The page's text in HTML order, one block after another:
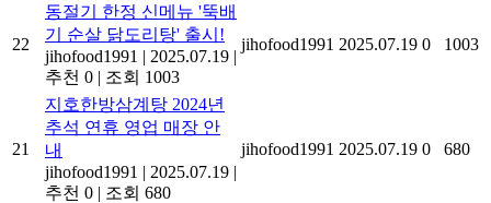
22
동절기 한정 신메뉴 '뚝배
기 순살 닭도리탕' 출시!
jihofood1991 | 2025.07.19 |
추천 0 | 조회 1003
jihofood1991 2025.07.19 0 1003
21
지호한방삼계탕 2024년
추석 연휴 영업 매장 안
내
jihofood1991 | 2025.07.19 |
추천 0 | 조회 680
jihofood1991 2025.07.19 0 680